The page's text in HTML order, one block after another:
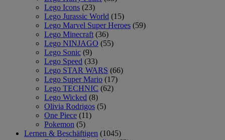
Lego Icons (23)
Lego Jurassic World (15)
Lego Marvel Super Heroes (59)
Lego Minecraft (36)
Lego NINJAGO (55)
Lego Sonic (9)
Lego Speed (33)
Lego STAR WARS (66)
Lego Super Mario (17)
Lego TECHNIC (62)
Lego Wicked (8)
Olivia Rodrigos (5)
One Piece (11)
Pokemon (5)
Lernen & Beschäftigen (1045)